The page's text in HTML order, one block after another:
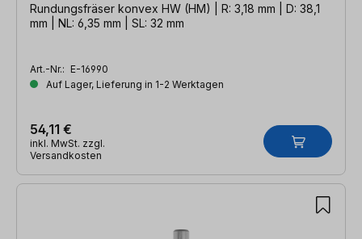
Rundungsfräser konvex HW (HM) | R: 3,18 mm | D: 38,1
mm | NL: 6,35 mm | SL: 32 mm
Art.-Nr.: E-16990
Auf Lager, Lieferung in 1-2 Werktagen
54,11 €
inkl. MwSt. zzgl.
Versandkosten